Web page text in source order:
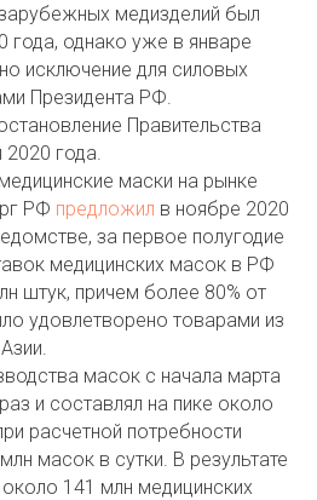
медизделий был
года, однако уже в январе
исключение для силовых
Президента РФ.
Правительства
года.
маски на рынке
РФ предложил в ноябре 2020
‎за первое полугодие
медицинских масок в РФ
штук, причем более 80% от
удовлетворено товарами из
масок с начала марта
и составлял на пике около
расчетной потребности
масок в сутки. В результате
141 млн медицинских